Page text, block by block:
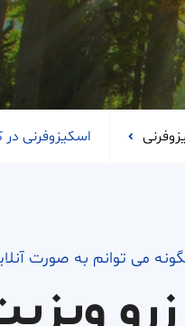
اسکیزوفرنی در
می توانم به صورت